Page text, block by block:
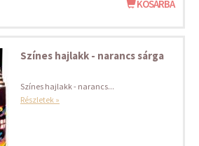
KOSÁRBA
Színes hajlakk - narancs sárga
Színes hajlakk - narancs...
Részletek »